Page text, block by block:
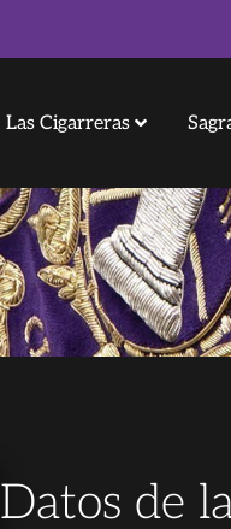
Las Cigarreras
Datos de